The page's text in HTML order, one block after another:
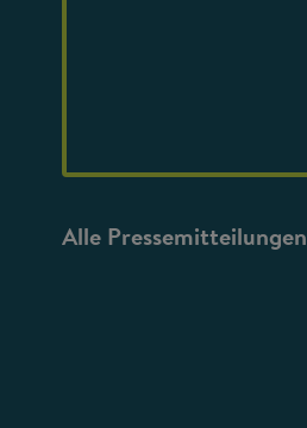
Alle Pressemitteilungen